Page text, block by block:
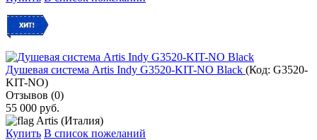
Душевая система Artis Indy G3520-KIT-NO Black (Код: G3520-
KIT-NO)
Отзывов (0)
55 000 руб.
Artis (Италия)
Купить В список пожеланий